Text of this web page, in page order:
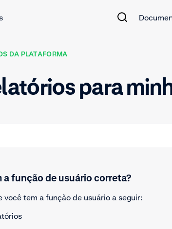
DA PLATAFORMA
para
a função de usuário correta?
você tem a função de usuário a seguir: